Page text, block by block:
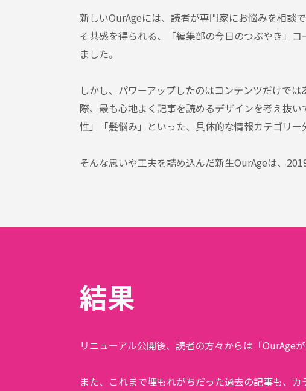
新しいOurAgeには、読者が専門家にお悩みを相談
そ共感を得られる、「編集部の今日のつぶやき」
ました。
しかし、パワーアップしたのはコンテンツだけで
際、最も心地よく記事を読めるデザインを考え抜
性」「髪悩み」といった、具体的な情報カテゴリ
そんな思いや工夫を詰め込んだ新生OurAgeは、
結果
リニューアル公開後、読者の方々からは「OurAge
また、これまで埋もれがちだった過去の記事も、